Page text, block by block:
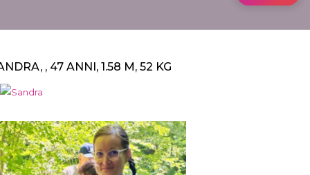
, 47 ANNI, 1.58 M, 52 KG